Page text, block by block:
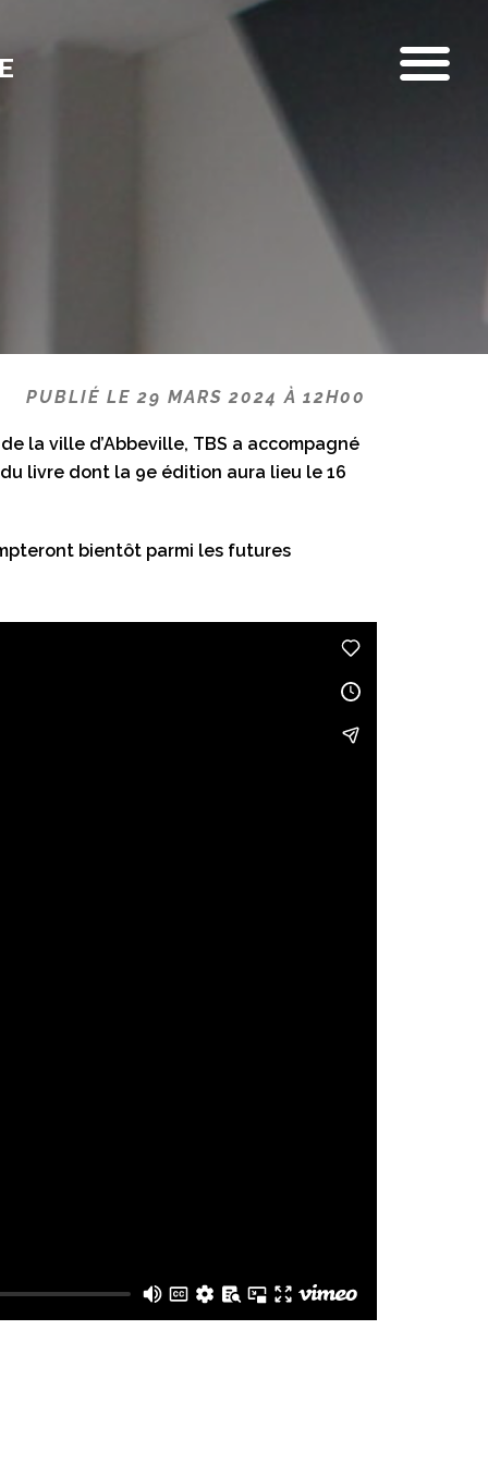
PUBLIÉ LE 29 MARS 2024 À 12H00
la ville d’Abbeville, TBS a accompagné
livre dont la 9e édition aura lieu le 16
bientôt parmi les futures